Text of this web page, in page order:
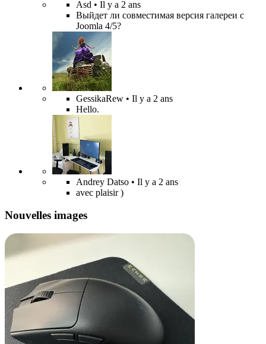
Asd • Il y a 2 ans
Выйдет ли совместимая версия галереи с
Joomla 4/5?
GessikaRew • Il y a 2 ans
Hello.
Andrey Datso • Il y a 2 ans
avec plaisir )
Nouvelles images